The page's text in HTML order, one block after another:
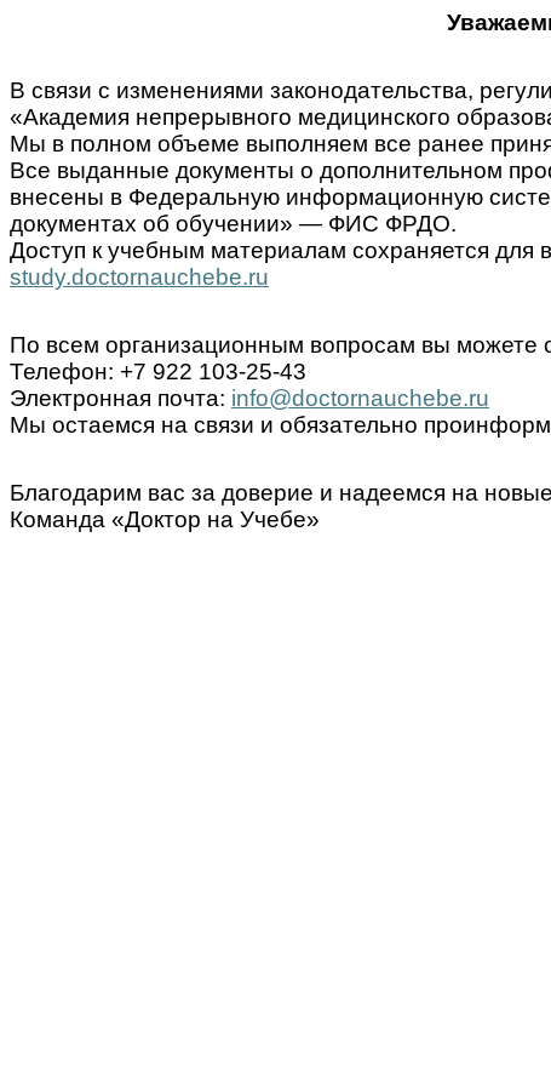
В связи с изменениями законодательства,
«Академия непрерывного медицинского
Мы в полном объеме выполняем все ранее
Все выданные документы о дополнительном
внесены в Федеральную информационную
документах об обучении» — ФИС ФРДО.
Доступ к учебным материалам сохраняется для
study.doctornauchebe.ru
По всем организационным вопросам вы можете
Телефон: +7 922 103-25-43
Электронная почта: info@doctornauchebe.ru
Мы остаемся на связи и обязательно
Благодарим вас за доверие и надеемся на
Команда «Доктор на Учебе»